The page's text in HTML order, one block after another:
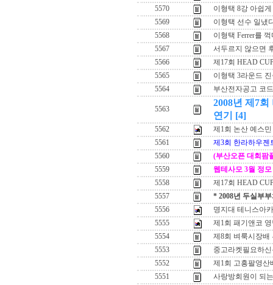
5570
이형택 8강 아쉽
5569
이형택 선수 일냈
5568
이형택 Ferrer를 꺽
5567
서두르지 않으면
5566
제17회 HEAD
5565
이형택 3라운드
5564
부산전자공고 코
5563
2008년 제7
연기
[4]
5562
제1회 논산 예스
5561
제3회 한라하우젠
5560
(부산오픈 대회팜
5559
웹테사모 3월 정
5558
제17회 HEAD
5557
* 2008년 두실부
5556
명지대 테니스아
5555
제1회 패기앤코
5554
제8회 벼룩시장배
5553
중고라켓필요하
5552
제1회 고흥팔영산
5551
사랑방회원이 되